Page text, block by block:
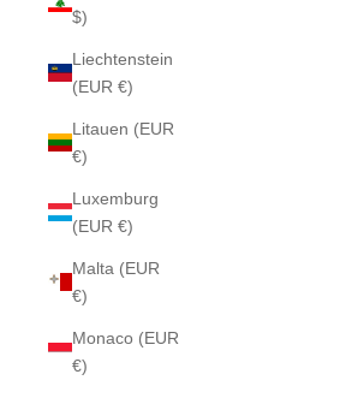
$)
Liechtenstein
(EUR €)
Litauen (EUR
€)
Luxemburg
(EUR €)
Malta (EUR
€)
Monaco (EUR
€)